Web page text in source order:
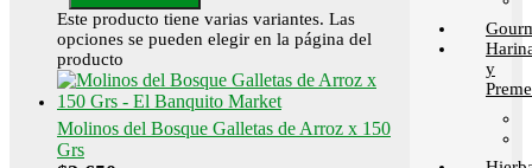
Este producto tiene varias variantes. Las
opciones se pueden elegir en la página del
producto
Molinos del Bosque Galletas de Arroz x 150
Grs
y